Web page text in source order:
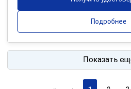
Подробнее
Показать